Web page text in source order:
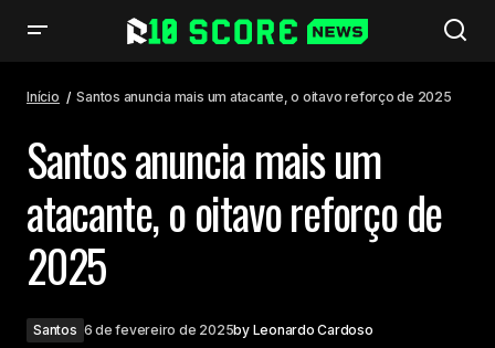
Início Santos anuncia mais um atacante, o oitavo reforço de 2025
Santos anuncia mais um
atacante, o oitavo reforço de
2025
Santos 6 de fevereiro de 2025by Leonardo Cardoso